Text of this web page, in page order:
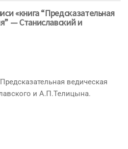
«книга “Предсказательная
— Станиславский и
ведическая
и А.П.Телицына.